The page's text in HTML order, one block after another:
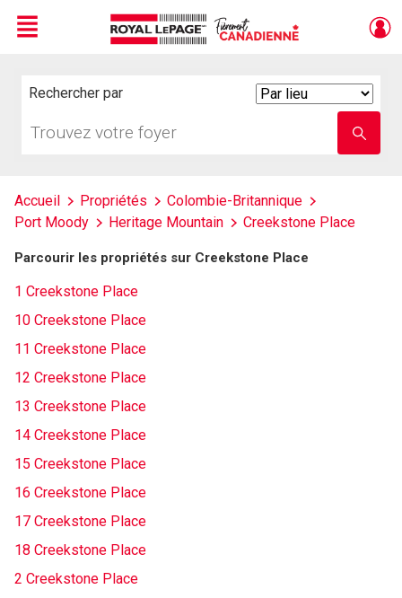
Menu
Rechercher par
votre
nom
Accueil Propriétés
Colombie-Britannique
Port Moody
Heritage Mountain Creekstone Place
Parcourir les propriétés sur Creekstone Place
1 Creekstone Place
10 Creekstone Place
11 Creekstone Place
12 Creekstone Place
13 Creekstone Place
14 Creekstone Place
15 Creekstone Place
16 Creekstone Place
17 Creekstone Place
18 Creekstone Place
2 Creekstone Place